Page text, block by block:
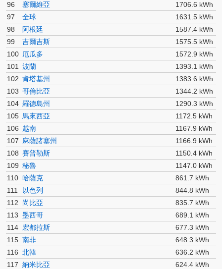
96
塞爾維亞
1706.6 kWh
97
全球
1631.5 kWh
98
阿根廷
1587.4 kWh
99
吉爾吉斯
1575.5 kWh
100 厄瓜多
1572.9 kWh
101
波蘭
1393.1 kWh
102 肯塔基州
1383.6 kWh
103 哥倫比亞
1344.2 kWh
104 羅德島州
1290.3 kWh
105 馬來西亞
1172.5 kWh
106 越南
1167.9 kWh
107 麻薩諸塞州
1166.9 kWh
108 賽普勒斯
1150.4 kWh
109 秘魯
1147.0 kWh
110 哈薩克
861.7 kWh
111
以色列
844.8 kWh
112
尚比亞
835.7 kWh
113 墨西哥
689.1 kWh
114 宏都拉斯
677.3 kWh
115 南非
648.3 kWh
116 北韓
636.2 kWh
117 納米比亞 624.4 kWh